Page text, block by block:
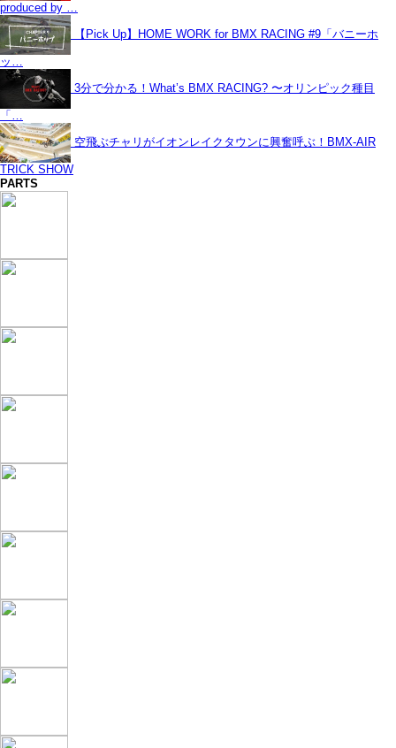
produced by …
【Pick Up】HOME WORK for BMX RACING #9「バニーホ
ッ…
3分で分かる！What’s BMX RACING? 〜オリンピック種目
「…
空飛ぶチャリがイオンレイクタウンに興奮呼ぶ！BMX-AIR
TRICK SHOW
PARTS